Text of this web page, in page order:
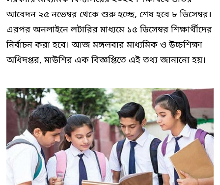
আবেদন ২৫ নভেম্বর থেকে শুরু হচ্ছে, শেষ হবে ৮ ডিসেম্বর।
এরপর অনলাইনে লটারির মাধ্যমে ১৫ ডিসেম্বর শিক্ষার্থীদের
নির্বাচন করা হবে। আজ মঙ্গলবার মাধ্যমিক ও উচ্চশিক্ষা
অধিদপ্তর, মাউশির এক বিজ্ঞপ্তিতে এই তথ্য জানানো হয়।